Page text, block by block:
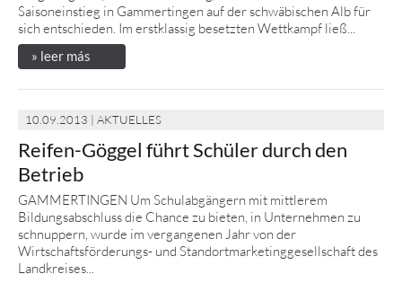
Saisoneinstieg in Gammertingen auf der schwäbischen Alb für
sich entschieden. Im erstklassig besetzten Wettkampf ließ...
» leer más
10.09.2013 | AKTUELLES
Reifen-Göggel führt Schüler durch den
Betrieb
GAMMERTINGEN Um Schulabgängern mit mittlerem
Bildungsabschluss die Chance zu bieten, in Unternehmen zu
schnuppern, wurde im vergangenen Jahr von der
Wirtschaftsförderungs- und Standortmarketinggesellschaft des
Landkreises...